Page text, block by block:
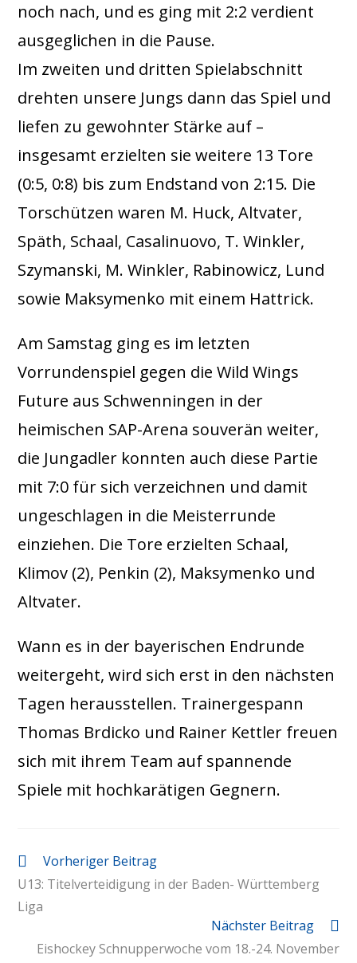
noch nach, und es ging mit 2:2 verdient
ausgeglichen in die Pause.
Im zweiten und dritten Spielabschnitt
drehten unsere Jungs dann das Spiel und
liefen zu gewohnter Stärke auf –
insgesamt erzielten sie weitere 13 Tore
(0:5, 0:8) bis zum Endstand von 2:15. Die
Torschützen waren M. Huck, Altvater,
Späth, Schaal, Casalinuovo, T. Winkler,
Szymanski, M. Winkler, Rabinowicz, Lund
sowie Maksymenko mit einem Hattrick.
Am Samstag ging es im letzten
Vorrundenspiel gegen die Wild Wings
Future aus Schwenningen in der
heimischen SAP-Arena souverän weiter,
die Jungadler konnten auch diese Partie
mit 7:0 für sich verzeichnen und damit
ungeschlagen in die Meisterrunde
einziehen. Die Tore erzielten Schaal,
Klimov (2), Penkin (2), Maksymenko und
Altvater.
Wann es in der bayerischen Endrunde
weitergeht, wird sich erst in den nächsten
Tagen herausstellen. Trainergespann
Thomas Brdicko und Rainer Kettler freuen
sich mit ihrem Team auf spannende
Spiele mit hochkarätigen Gegnern.
Vorheriger Beitrag
U13: Titelverteidigung in der Baden- Württemberg
Liga
Nächster Beitrag
Eishockey Schnupperwoche vom 18.-24. November